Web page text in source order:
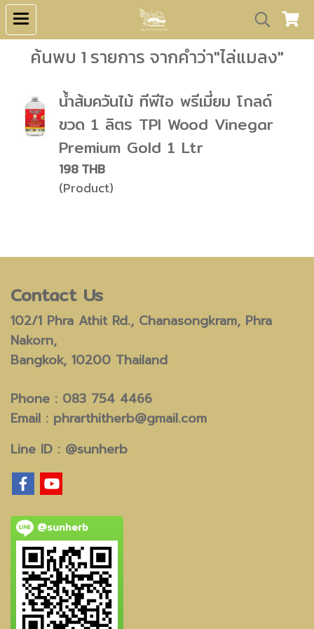
ค้นพบ 1 รายการ จากคำว่า"ไล่แมลง"
น้ำส้มควันไม้ ทีพีไอ พรีเมี่ยม โกลด์
ขวด 1 ลิตร TPI Wood Vinegar
Premium Gold 1 Ltr
198 THB
(Product)
Contact Us
102/1 Phra Athit Rd., Chanasongkram, Phra
Nakorn,
Bangkok, 10200 Thailand
Phone : 083 754 4466
Email : phrarthitherb@gmail.com
Line ID : @sunherb
@sunherb